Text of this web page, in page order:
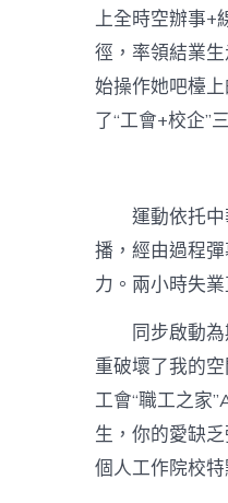
上全時空辦事+
徑，率領結業
始操作她吧檯
了“工會+校企”
運動依托
播，經由過程
力。兩小時失
同步啟動
重破壞了我的空
工會“職工之家
生，你的愛缺
個人工作院校